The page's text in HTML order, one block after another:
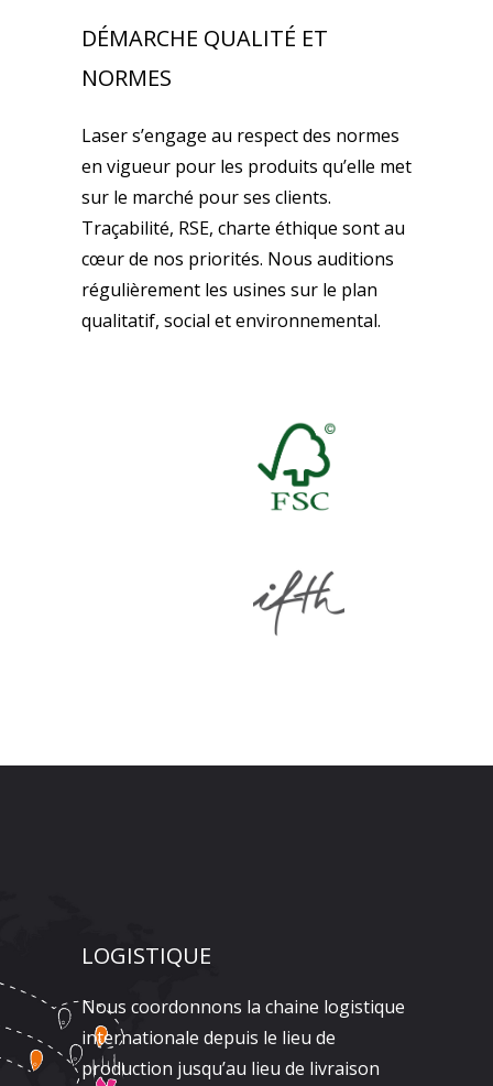
DÉMARCHE QUALITÉ ET
NORMES
Laser s’engage au respect des normes
en vigueur pour les produits qu’elle met
sur le marché pour ses clients.
Traçabilité, RSE, charte éthique sont au
cœur de nos priorités. Nous auditions
régulièrement les usines sur le plan
qualitatif, social et environnemental.
LOGISTIQUE
Nous coordonnons la chaine logistique
internationale depuis le lieu de
production jusqu’au lieu de livraison